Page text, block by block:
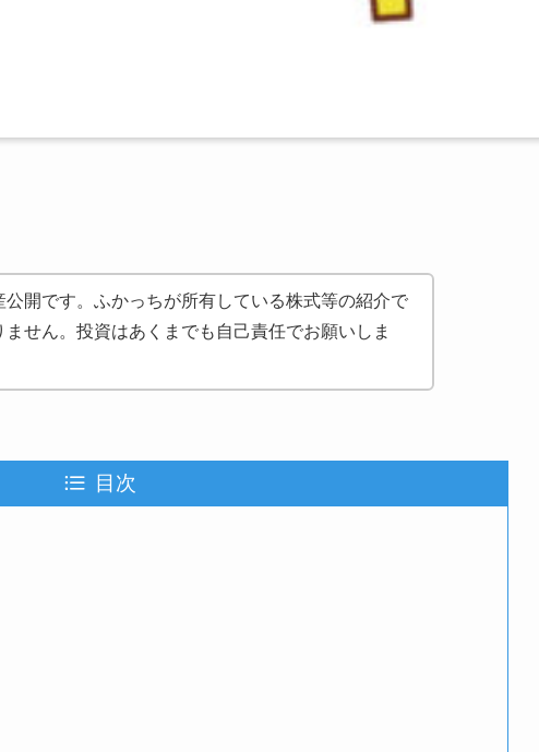
公開です。ふかっちが所有している株式等の紹介で
せん。投資はあくまでも自己責任でお願いしま
目次